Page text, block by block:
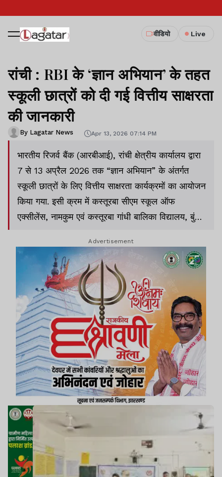
वीडियो Live
रांची : RBI के ‘ज्ञान अभियान’ के तहत
स्कूली छात्रों को दी गई वित्तीय साक्षरता
की जानकारी
By Lagatar News Apr 13, 2026 07:14 PM
भारतीय रिजर्व बैंक (आरबीआई), रांची क्षेत्रीय कार्यालय द्वारा
7 से 13 अप्रैल 2026 तक “ज्ञान अभियान” के अंतर्गत
स्कूली छात्रों के लिए वित्तीय साक्षरता कार्यक्रमों का आयोजन
किया गया. इसी क्रम में कस्तूरबा सीएम स्कूल ऑफ
एक्सीलेंस, नामकुम एवं कस्तूरबा गांधी बालिका विद्यालय, बुंडू
भाग लिया.
Advertisement